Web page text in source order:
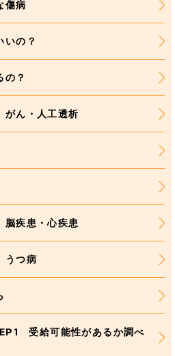
傷病
いの？
の？
ん・人工透析
疾患・心疾患
うつ病
受給可能性があるか調べ